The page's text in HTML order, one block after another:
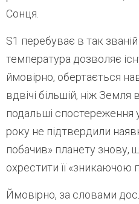
Сонця.
S1 перебуває в так
температура дозволяє
ймовірно, обертається
вдвічі більшій, ніж Земля
подальші спостереження
року не підтвердили
побачив» планету знову,
охрестити її «зникаючою
Ймовірно, за словами